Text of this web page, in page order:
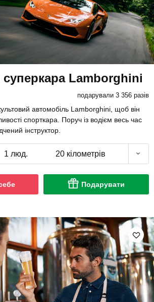
суперкара Lamborghini
подарували 3 356 разів
автомобіль Lamborghini, щоб він
спорткара. Поруч із водієм весь час
інструктор.
1 люд. 20 кілометрів
Подарувати